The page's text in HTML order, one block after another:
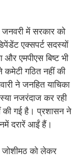
में सरकार को
एक्सपर्ट सदस्यों
और एमपीएस बिष्ट भी
गठित नहीं की
ने जनहित याचिका
नजरंदाज कर रही
की गई है। प्रशासन ने
दरारें आईं हैं।
जोशीमठ को लेकर